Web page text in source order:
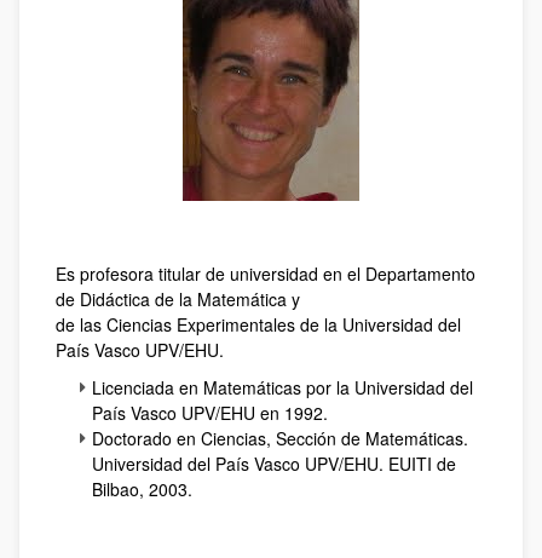
Es profesora titular de universidad en el Departamento
de Didáctica de la Matemática y
de las Ciencias Experimentales de la Universidad del
País Vasco UPV/EHU.
Licenciada en Matemáticas por la Universidad del
País Vasco UPV/EHU en 1992.
Doctorado en Ciencias, Sección de Matemáticas.
Universidad del País Vasco UPV/EHU. EUITI de
Bilbao, 2003.